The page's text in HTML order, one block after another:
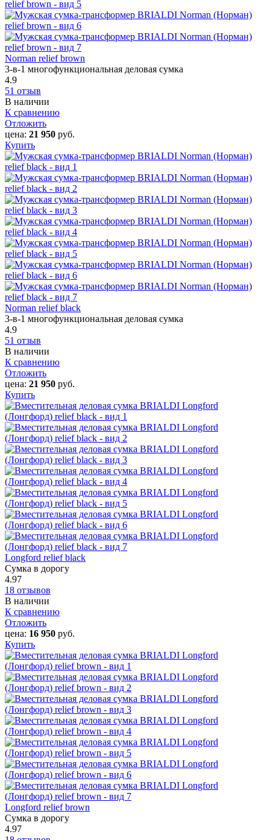
Norman relief brown
3-в-1 многофункциональная деловая сумка
4.9
51 отзыв
В наличии
К сравнению
Отложить
цена: 21 950 руб.
Купить
Norman relief black
3-в-1 многофункциональная деловая сумка
4.9
51 отзыв
В наличии
К сравнению
Отложить
цена: 21 950 руб.
Купить
Longford relief black
Сумка в дорогу
4.97
18 отзывов
В наличии
К сравнению
Отложить
цена: 16 950 руб.
Купить
Longford relief brown
Сумка в дорогу
4.97